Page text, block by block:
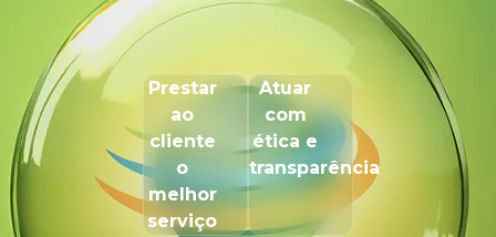
Prestar
ao
cliente
o
melhor
serviço
Atuar
com
ética e
transparência